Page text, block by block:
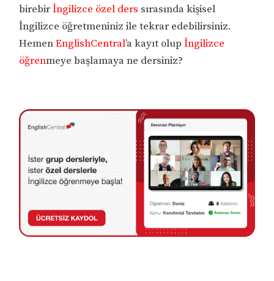
birebirİngilizce özel ders sırasında kişisel
İngilizce öğretmeniniz ile tekrar edebilirsiniz.
HemenEnglishCentral’a kayıt olupİngilizce
öğrenmeye başlamaya ne dersiniz?